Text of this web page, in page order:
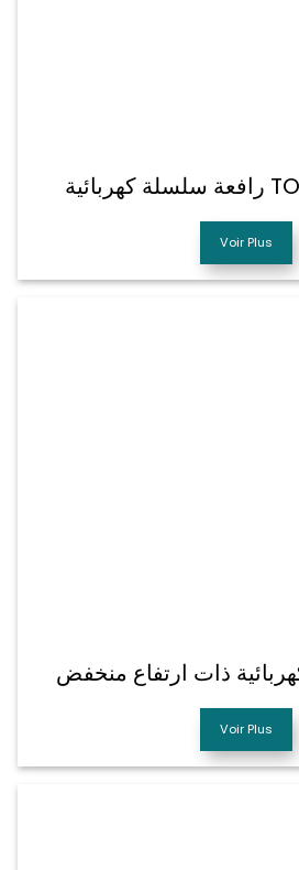
Voir Plus
ذات ارتفاع منخفض
Voir Plus